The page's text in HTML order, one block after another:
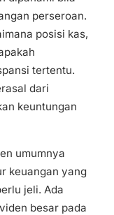
perseroan.
posisi kas,
tertentu.
dari
keuntungan
umumnya
keuangan yang
jeli. Ada
besar pada